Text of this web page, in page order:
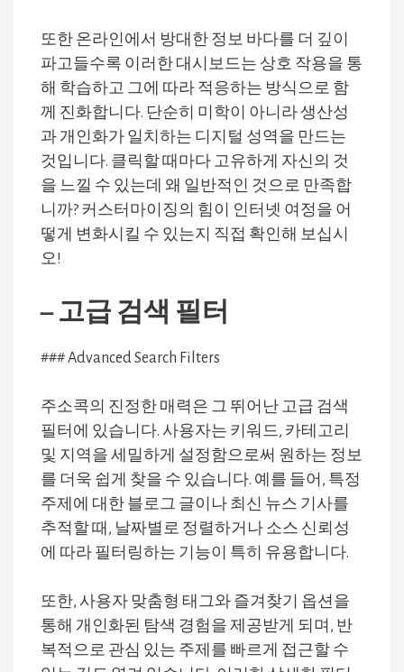
또한 온라인에서 방대한 정보 바다를 더 깊이
파고들수록 이러한 대시보드는 상호 작용을 통
해 학습하고 그에 따라 적응하는 방식으로 함
께 진화합니다. 단순히 미학이 아니라 생산성
과 개인화가 일치하는 디지털 성역을 만드는
것입니다. 클릭할 때마다 고유하게 자신의 것
을 느낄 수 있는데 왜 일반적인 것으로 만족합
니까? 커스터마이징의 힘이 인터넷 여정을 어
떻게 변화시킬 수 있는지 직접 확인해 보십시
오!
– 고급 검색 필터
### Advanced Search Filters
주소콕의 진정한 매력은 그 뛰어난 고급 검색
필터에 있습니다. 사용자는 키워드, 카테고리
및 지역을 세밀하게 설정함으로써 원하는 정보
를 더욱 쉽게 찾을 수 있습니다. 예를 들어, 특정
주제에 대한 블로그 글이나 최신 뉴스 기사를
추적할 때, 날짜별로 정렬하거나 소스 신뢰성
에 따라 필터링하는 기능이 특히 유용합니다.
또한, 사용자 맞춤형 태그와 즐겨찾기 옵션을
통해 개인화된 탐색 경험을 제공받게 되며, 반
복적으로 관심 있는 주제를 빠르게 접근할 수